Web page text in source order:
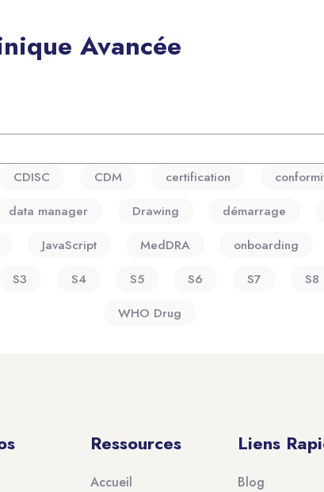
Avancée
CDISC CDM certification
data manager Drawing démarrage
JavaScript MedDRA onboarding
S3 S4 S5 S6 S7 S8
WHO Drug
Ressources
Accueil
Liens
Blog